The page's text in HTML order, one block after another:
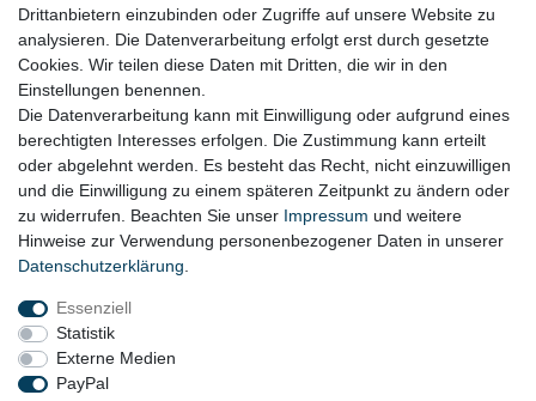
Datenschutz
Widerrufsrecht
AGB
Widerrufsformular
KONTAKT
Tel.: 08031-23444-0
info@werkzeugfundgrube.de
Drittanbietern einzubinden oder Zugriffe auf unsere Website zu
analysieren. Die Datenverarbeitung erfolgt erst durch gesetzte
Cookies. Wir teilen diese Daten mit Dritten, die wir in den
Einstellungen benennen.
Die Datenverarbeitung kann mit Einwilligung oder aufgrund eines
berechtigten Interesses erfolgen. Die Zustimmung kann erteilt
oder abgelehnt werden. Es besteht das Recht, nicht einzuwilligen
und die Einwilligung zu einem späteren Zeitpunkt zu ändern oder
zu widerrufen. Beachten Sie unser Impressum und weitere
Hinweise zur Verwendung personenbezogener Daten in unserer
Daten­schutz­erklärung
Essenziell
Statistik
Externe Medien
PayPal